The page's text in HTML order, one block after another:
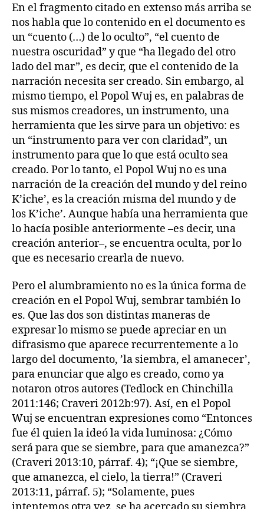
En el fragmento citado en extenso más arriba se
nos habla que lo contenido en el documento es
un “cuento (…) de lo oculto”, “el cuento de
nuestra oscuridad” y que “ha llegado del otro
lado del mar”, es decir, que el contenido de la
narración necesita ser creado. Sin embargo, al
mismo tiempo, el Popol Wuj es, en palabras de
sus mismos creadores, un instrumento, una
herramienta que les sirve para un objetivo: es
un “instrumento para ver con claridad”, un
instrumento para que lo que está oculto sea
creado. Por lo tanto, el Popol Wuj no es una
narración de la creación del mundo y del reino
K’iche’, es la creación misma del mundo y de
los K’iche’. Aunque había una herramienta que
lo hacía posible anteriormente –es decir, una
creación anterior–, se encuentra oculta, por lo
que es necesario crearla de nuevo.
Pero el alumbramiento no es la única forma de
creación en el Popol Wuj, sembrar también lo
es. Que las dos son distintas maneras de
expresar lo mismo se puede apreciar en un
difrasismo que aparece recurrentemente a lo
largo del documento, ’la siembra, el amanecer’,
para enunciar que algo es creado, como ya
notaron otros autores (Tedlock en Chinchilla
2011:146; Craveri 2012b:97). Así, en el Popol
Wuj se encuentran expresiones como “Entonces
fue él quien la ideó la vida luminosa: ¿Cómo
será para que se siembre, para que amanezca?”
(Craveri 2013:10, párraf. 4); “¡Que se siembre,
que amanezca, el cielo, la tierra!” (Craveri
2013:11, párraf. 5); “Solamente, pues